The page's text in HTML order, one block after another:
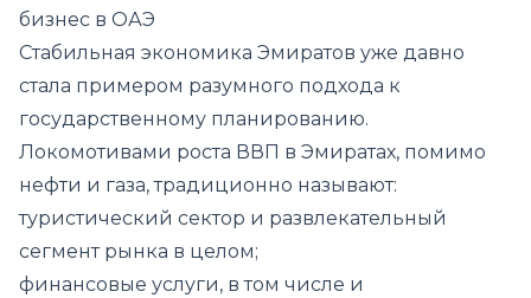
бизнес в ОАЭ
Стабильная экономика Эмиратов уже давно
стала примером разумного подхода к
государственному планированию.
Локомотивами роста ВВП в Эмиратах, помимо
нефти и газа, традиционно называют:
туристический сектор и развлекательный
сегмент рынка в целом;
финансовые услуги, в том числе и